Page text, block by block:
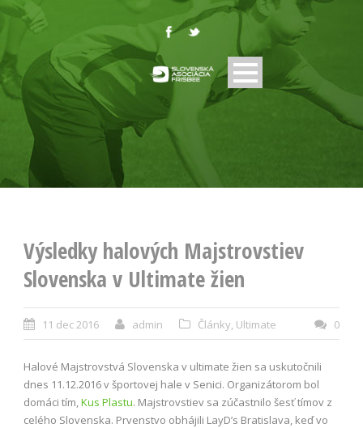
Výsledky halových Majstrovstiev
Slovenska v Ultimate žien
11 dec 2016 admin Články, Ultimate 0
Halové Majstrovstvá Slovenska v ultimate žien sa uskutočnili
dnes 11.12.2016 v športovej hale v Senici. Organizátorom bol
domáci tím,Kus Plastu. Majstrovstiev sa zúčastnilo šesť tímov z
celého Slovenska. Prvenstvo obhájili LayD’s Bratislava, keď vo